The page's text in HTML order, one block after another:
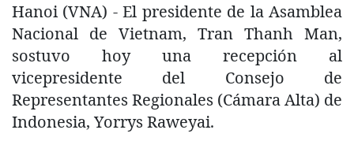
Hanoi (VNA) - El presidente de la Asamblea
Nacional de Vietnam, Tran Thanh Man,
sostuvo hoy una recepción al
vicepresidente del Consejo de
Representantes Regionales (Cámara Alta) de
Indonesia, Yorrys Raweyai.